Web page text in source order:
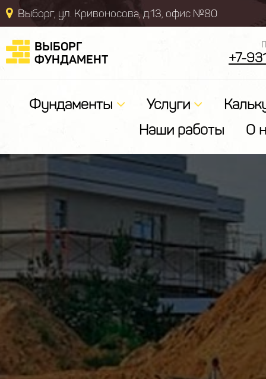
Выборг, ул. Кривоносова, д.13, офис №80
ВЫБОРГ
ФУНДАМЕНТ
+7-
Фундаменты Услуги
Наши работы
О